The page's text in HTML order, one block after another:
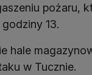
pożaru,
13.
hale
w Tucznie.